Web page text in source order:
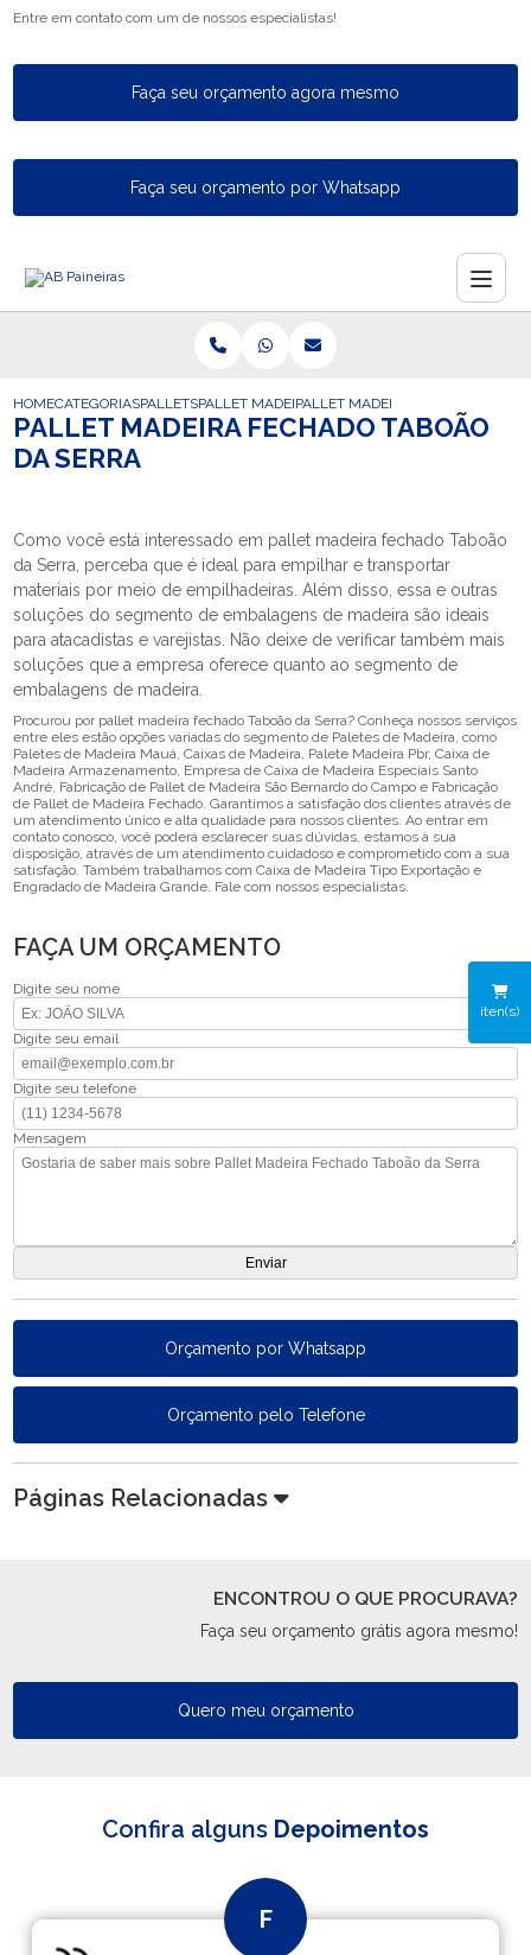
Entre em contato com um de nossos especialistas!
Faça seu orçamento agora mesmo
Faça seu orçamento por Whatsapp
iten(s)
HOMECATEGORIASPALLETSPALLET MADEIRA FECHADOPALLET MADEIRA FECHADO
PALLET MADEIRA FECHADO TABOÃO
DA SERRA
Como você está interessado em pallet madeira fechado Taboão
da Serra, perceba que é ideal para empilhar e transportar
materiais por meio de empilhadeiras. Além disso, essa e outras
soluções do segmento de embalagens de madeira são ideais
para atacadistas e varejistas. Não deixe de verificar também mais
soluções que a empresa oferece quanto ao segmento de
embalagens de madeira.
Procurou por pallet madeira fechado Taboão da Serra? Conheça nossos serviços
entre eles estão opções variadas do segmento de Paletes de Madeira, como
Paletes de Madeira Mauá, Caixas de Madeira, Palete Madeira Pbr, Caixa de
Madeira Armazenamento, Empresa de Caixa de Madeira Especiais Santo
André, Fabricação de Pallet de Madeira São Bernardo do Campo e Fabricação
de Pallet de Madeira Fechado. Garantimos a satisfação dos clientes através de
um atendimento único e alta qualidade para nossos clientes. Ao entrar em
contato conosco, você poderá esclarecer suas dúvidas, estamos à sua
disposição, através de um atendimento cuidadoso e comprometido com a sua
satisfação. Também trabalhamos com Caixa de Madeira Tipo Exportação e
Engradado de Madeira Grande. Fale com nossos especialistas.
FAÇA UM ORÇAMENTO
Digite seu nome
Digite seu email
Digite seu telefone
Mensagem
Orçamento por Whatsapp
Orçamento pelo Telefone
Páginas Relacionadas
ENCONTROU O QUE PROCURAVA?
Faça seu orçamento grátis agora mesmo!
Quero meu orçamento
Confira alguns Depoimentos